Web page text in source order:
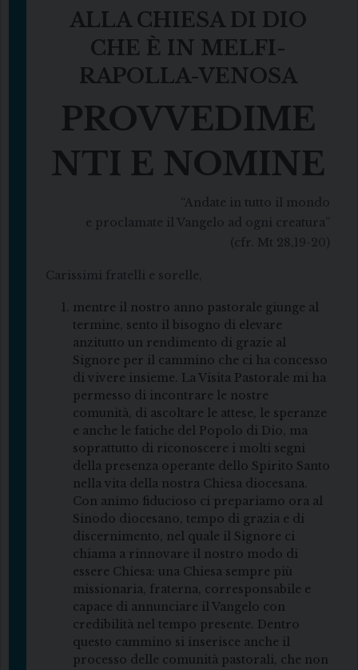
ALLA CHIESA DI DIO
CHE È IN MELFI-
RAPOLLA-VENOSA
PROVVEDIME
NTI E NOMINE
“Andate in tutto il mondo
e proclamate il Vangelo ad ogni creatura”
(cfr. Mt 28,19-20)
Carissimi fratelli e sorelle,
mentre il nostro anno pastorale giunge al
termine, sento il bisogno di elevare
anzitutto un rendimento di grazie al
Signore per il cammino che ci ha concesso
di vivere insieme. La Visita Pastorale mi ha
permesso di incontrare le nostre
comunità, di ascoltare le attese, le speranze
e anche le fatiche del Popolo di Dio, ma
soprattutto di riconoscere i molti segni
della presenza operante dello Spirito Santo
nella vita della nostra Chiesa diocesana.
Con animo fiducioso ci prepariamo ora al
Sinodo diocesano, tempo di grazia e di
discernimento, nel quale il Signore ci
chiama a rinnovare il nostro modo di
essere Chiesa: una Chiesa sempre più
missionaria, fraterna, corresponsabile e
capace di annunciare il Vangelo con
credibilità nel tempo presente. Dentro
questo cammino si inserisce anche il
processo delle comunità pastorali, che non